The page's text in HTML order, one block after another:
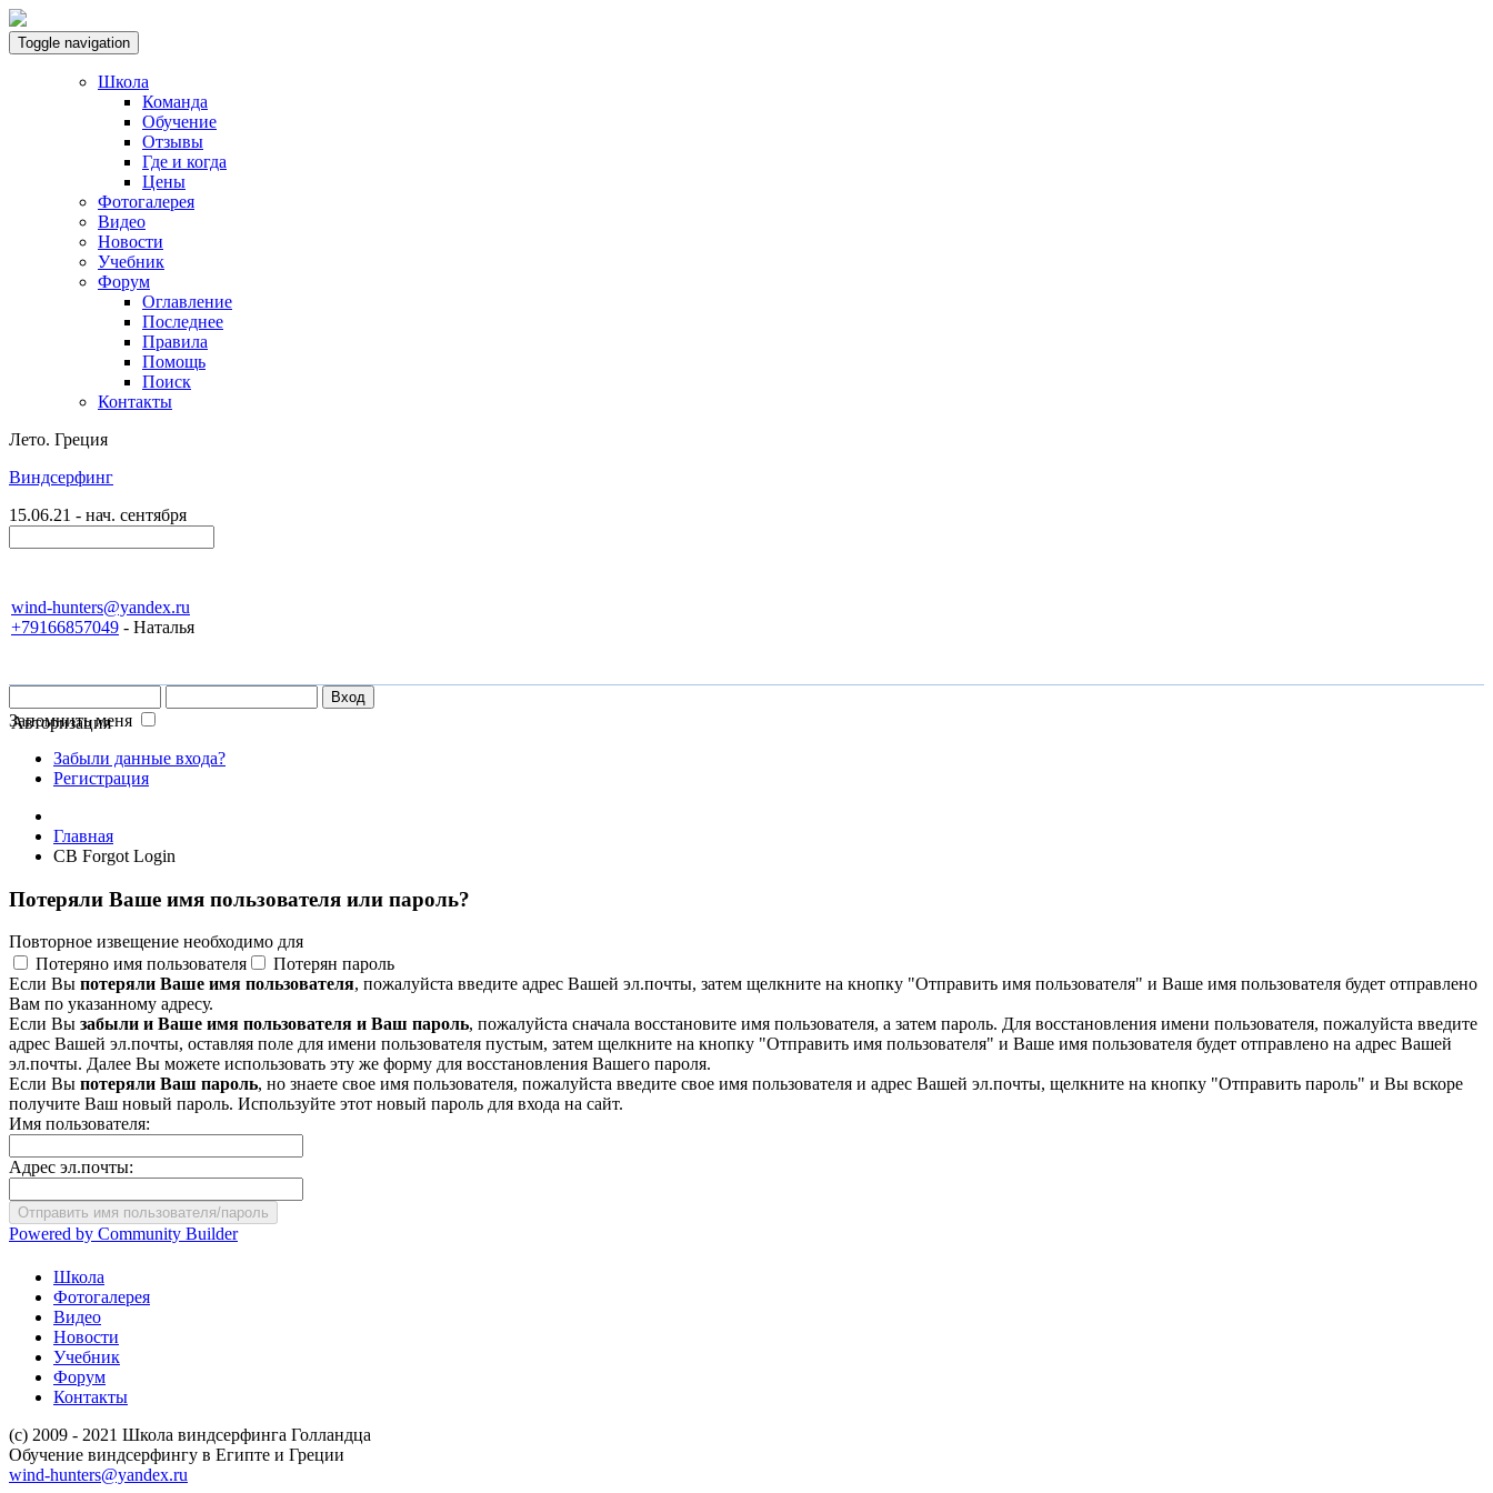
Toggle navigation
Школа
Команда
Обучение
Отзывы
Где и когда
Цены
Фотогалерея
Видео
Новости
Учебник
Форум
Оглавление
Последнее
Правила
Помощь
Поиск
Контакты
Лето. Греция
Виндсерфинг
15.06.21 - нач. сентября
wind-hunters@yandex.ru
+79166857049 - Наталья
Авторизация
Запомнить меня
Забыли данные входа?
Регистрация
Главная
CB Forgot Login
Потеряли Ваше имя пользователя или пароль?
Повторное извещение необходимо для
Потеряно имя пользователя
Потерян пароль
Если Вы потеряли Ваше имя пользователя, пожалуйста введите адрес Вашей эл.почты, затем щелкните на кнопку "Отправить имя пользователя" и Ваше имя пользователя будет отправлено
Вам по указанному адресу.
Если Вы забыли и Ваше имя пользователя и Ваш пароль, пожалуйста сначала восстановите имя пользователя, а затем пароль. Для восстановления имени пользователя, пожалуйста введите
адрес Вашей эл.почты, оставляя поле для имени пользователя пустым, затем щелкните на кнопку "Отправить имя пользователя" и Ваше имя пользователя будет отправлено на адрес Вашей
эл.почты. Далее Вы можете использовать эту же форму для восстановления Вашего пароля.
Если Вы потеряли Ваш пароль, но знаете свое имя пользователя, пожалуйста введите свое имя пользователя и адрес Вашей эл.почты, щелкните на кнопку "Отправить пароль" и Вы вскоре
получите Ваш новый пароль. Используйте этот новый пароль для входа на сайт.
Имя пользователя:
Адрес эл.почты:
Powered by Community Builder
Школа
Фотогалерея
Видео
Новости
Учебник
Форум
Контакты
(c) 2009 - 2021 Школа виндсерфинга Голландца
Обучение виндсерфингу в Египте и Греции
wind-hunters@yandex.ru